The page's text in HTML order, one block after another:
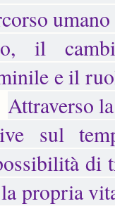
il
e il
Attraverso
sul
di
propria